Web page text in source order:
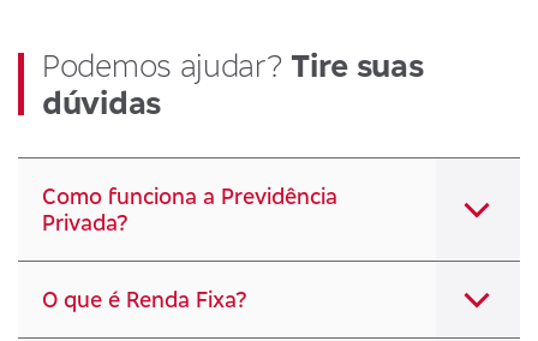
Podemos ajudar? Tire suas
dúvidas
Como funciona a Previdência
Privada?
O que é Renda Fixa?